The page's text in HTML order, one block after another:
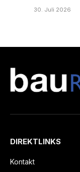
30. Juli 2026
DIREKTLINKS
Kontakt